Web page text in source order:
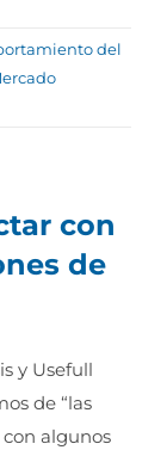
del
con
de
y Usefull
de “las
algunos